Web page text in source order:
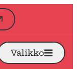
Avaa
Valikko